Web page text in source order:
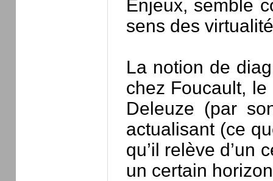
Enjeux, semble
sens des
La notion de
chez Foucault,
Deleuze (par
actualisant (ce
qu’il relève d’un
un certain